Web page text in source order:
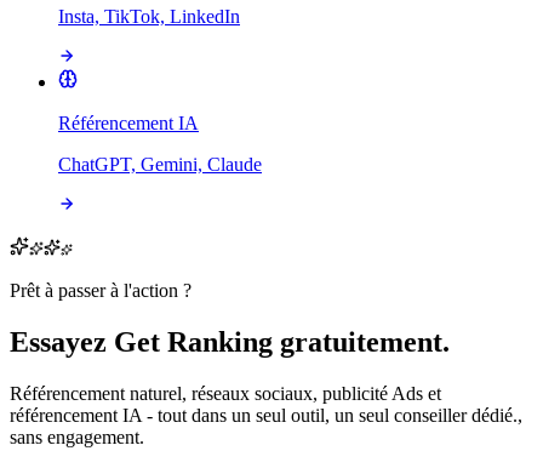
Insta, TikTok, LinkedIn
Référencement IA
ChatGPT, Gemini, Claude
Prêt à passer à l'action ?
Essayez Get Ranking gratuitement.
Référencement naturel, réseaux sociaux, publicité Ads et
référencement IA - tout dans un seul outil, un seul conseiller dédié.,
sans engagement.